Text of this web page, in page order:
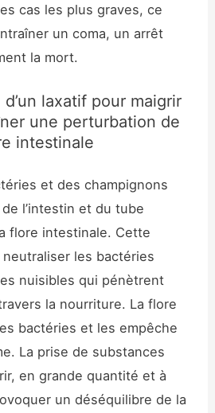
cas les plus graves, ce
un coma, un arrêt
la mort.
d’un laxatif pour maigrir
une perturbation de
intestinale
et des champignons
l’intestin et du tube
flore intestinale. Cette
les bactéries
nuisibles qui pénètrent
la nourriture. La flore
bactéries et les empêche
La prise de substances
en grande quantité et à
un déséquilibre de la